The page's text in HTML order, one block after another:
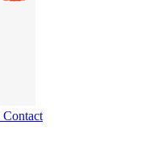
Contact